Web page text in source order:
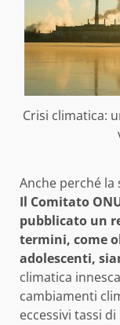
Crisi climatica:
Anche perché
Il Comitato
pubblicato un
termini, come
adolescenti,
climatica
cambiamenti
eccessivi tassi